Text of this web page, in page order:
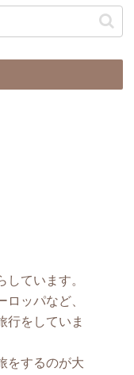
ています。
ッパなど、
行をしていま
をするのが大